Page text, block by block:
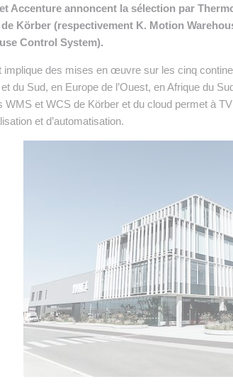
et Accenture annoncent la sélection par
de Körber (respectivement K. Motion
Control System).
implique des mises en œuvre sur les cinq
du Sud, en Europe de l’Ouest, en Afrique du
WMS et WCS de Körber et du cloud permet à
et d’automatisation.